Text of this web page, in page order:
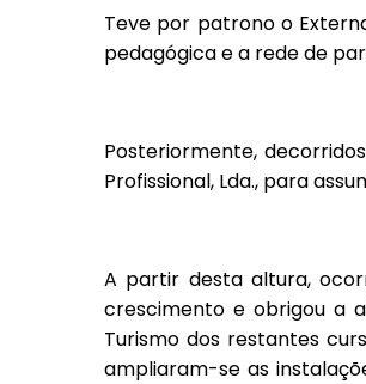
Teve por patrono o
pedagógica e a rede de
Posteriormente,
Profissional, Lda., para
A partir desta altura,
crescimento e obrigou a
Turismo dos restantes
ampliaram-se as